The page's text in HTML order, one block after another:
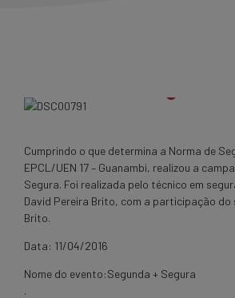
Cumprindo o que determina a Norma de
EPCL/UEN 17 – Guanambi, realizou a
Segura. Foi realizada pelo técnico em
David Pereira Brito, com a participação do
Brito.
Data: 11/04/2016
Nome do evento:Segunda + Segura
.